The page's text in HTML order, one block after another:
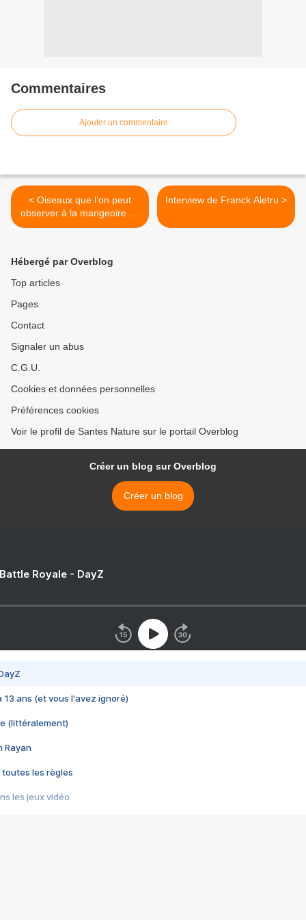
Commentaires
Ajouter un commentaire
< Oiseaux que l’on peut
observer à la mangeoire ou
sur le sol
Interview de Franck Aletru >
Hébergé par Overblog
Top articles
Pages
Contact
Signaler un abus
C.G.U.
Cookies et données personnelles
Préférences cookies
Voir le profil de Santes Nature sur le portail Overblog
Créer un blog sur Overblog
Créer un blog
Royale - DayZ
13 ans (et vous l'avez ignoré)
(littéralement)
Rayan
toutes les règles
les jeux vidéo